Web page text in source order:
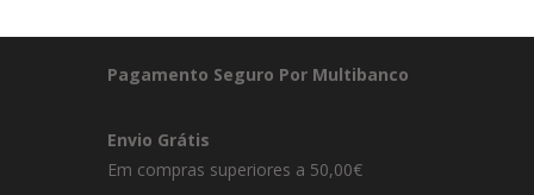
Pagamento Seguro Por Multibanco
Envio Grátis
Em compras superiores a 50,00€